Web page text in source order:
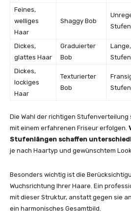
Feines,
welliges
Haar
Shaggy Bob
Stufen
Dickes,
glattes Haar
Graduierter
Bob
Stufen
Dickes,
lockiges
Haar
Texturierter
Bob
Stufen
Die Wahl der richtigen Stufenverteilung
mit einem erfahrenen Friseur erfolgen.
Stufenlängen schaffen
je nach Haartyp und gewünschtem
Besonders wichtig ist die
Wuchsrichtung Ihrer Haare. Ein
mit dieser Struktur, anstatt gegen sie
ein harmonisches Gesamtbild.